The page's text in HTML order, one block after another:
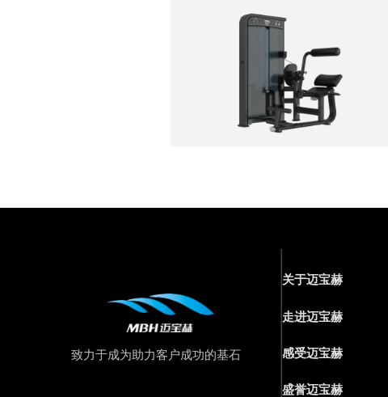
致力于成为助力客户成功的基石
关于迈宝赫
走进迈宝赫
感受迈宝赫
盛誉迈宝赫